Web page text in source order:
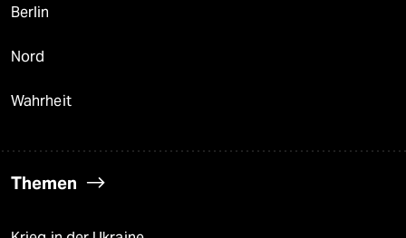
Berlin
Nord
Wahrheit
Themen